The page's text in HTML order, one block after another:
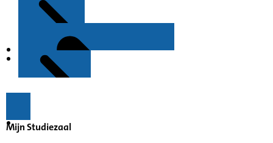
Kenmerken
Inleiding
Inventaris
Mijn Studiezaal